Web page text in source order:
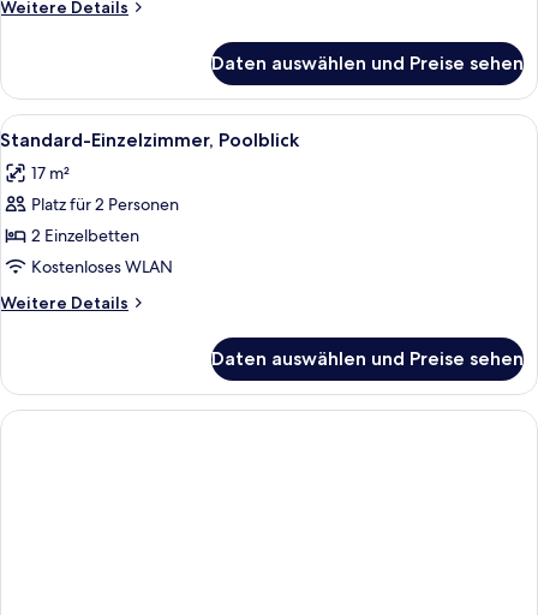
Weitere Details
Weitere
Einzelzimmer
Daten auswählen und Preise sehen
Alle
Fotos
für
Standard-
Einzelzimmer,
Poolblick
anzeigen
Ein Hotelzimmer mit einem großen
4
Standard-Einzelzimmer, Poolblick
17 m²
Platz für 2 Personen
2 Einzelbetten
Kostenloses WLAN
Weitere Details
Weitere
Einzelzimmer,
Poolblick
Daten auswählen und Preise sehen